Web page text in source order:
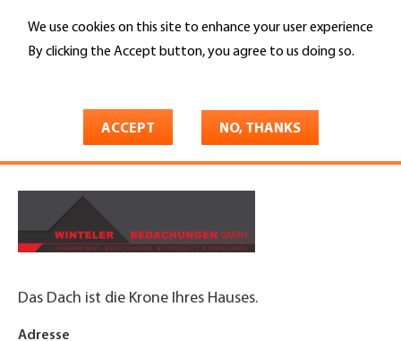
We use cookies on this site to enhance your user experience
By clicking the Accept button, you agree to us doing so.
ACCEPT NO, THANKS
main
Search
Winteler Bedachungen GmbH
Das Dach ist die Krone Ihres Hauses.
Adresse